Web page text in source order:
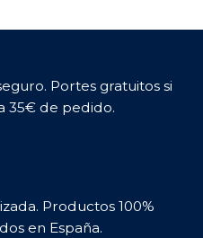
Portes gratuitos si
35€ de pedido.
Productos 100%
en España.